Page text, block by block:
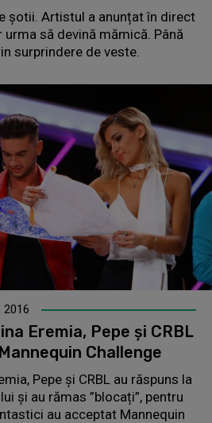
șotii. Artistul a anunțat în direct
urma să devină mămică. Până
surprindere de veste.
Eremia, Pepe și CRBL
Challenge
Pepe și CRBL au răspuns la
și au rămas ”blocați”, pentru
au acceptat Mannequin